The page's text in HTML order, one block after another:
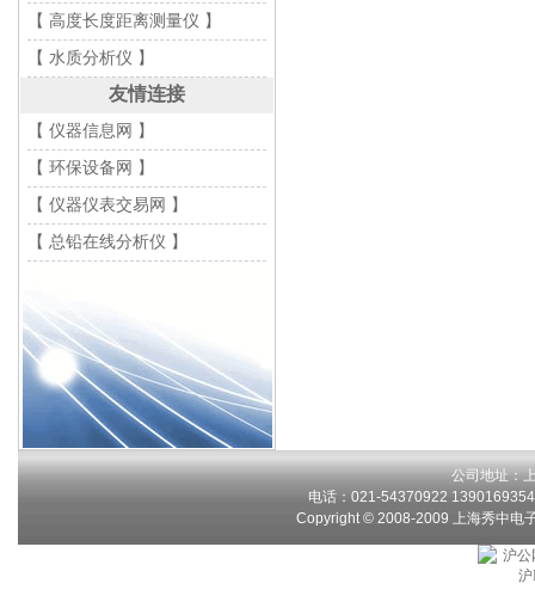
【 高度长度距离测量仪 】
【 水质分析仪 】
友情连接
【 仪器信息网 】
【 环保设备网 】
【 仪器仪表交易网 】
【 总铅在线分析仪 】
公司地址：
电话：021-54370922
Copyright © 2008-2009 上海秀中电
沪公
沪